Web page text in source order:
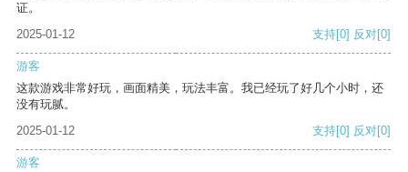
证。
2025-01-12
支持[0] 反对[0]
游客
这款游戏非常好玩，画面精美，玩法丰富。我已经玩了好几个小时，还
没有玩腻。
2025-01-12
支持[0] 反对[0]
游客